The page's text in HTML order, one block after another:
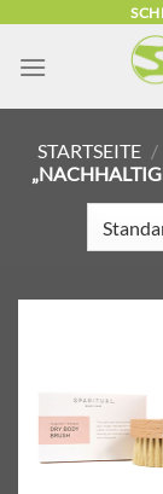
springen
STARTSEITE /